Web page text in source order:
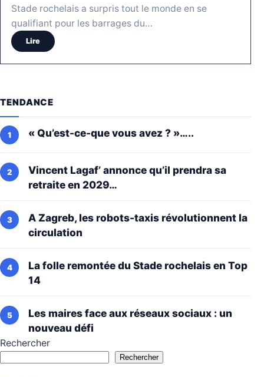
Stade rochelais a surpris tout le monde en se
qualifiant pour les barrages du…
Lire
TENDANCE
« Qu’est-ce-que vous avez ? »…..
Vincent Lagaf’ annonce qu’il prendra sa
retraite en 2029…
A Zagreb, les robots-taxis révolutionnent la
circulation
La folle remontée du Stade rochelais en Top
14
Les maires face aux réseaux sociaux : un
nouveau défi
Rechercher
Rechercher